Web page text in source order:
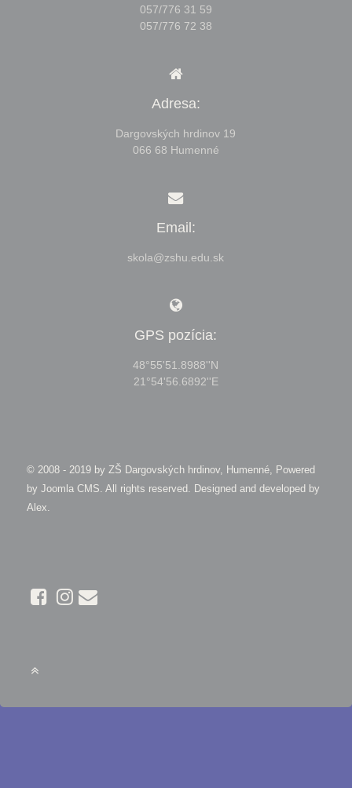
057/776 31 59
057/776 72 38
Adresa:
Dargovských hrdinov 19
066 68 Humenné
Email:
skola@zshu.edu.sk
GPS pozícia:
48°55'51.8988''N
21°54'56.6892''E
© 2008 - 2019 by ZŠ Dargovských hrdinov, Humenné, Powered
by Joomla CMS. All rights reserved. Designed and developed by
Alex.